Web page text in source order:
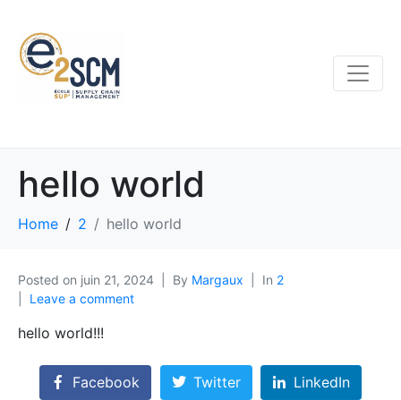
hello world
Home 2 hello world
Posted on juin 21, 2024 By Margaux In 2
Leave a comment
hello world!!!
Facebook Twitter LinkedIn